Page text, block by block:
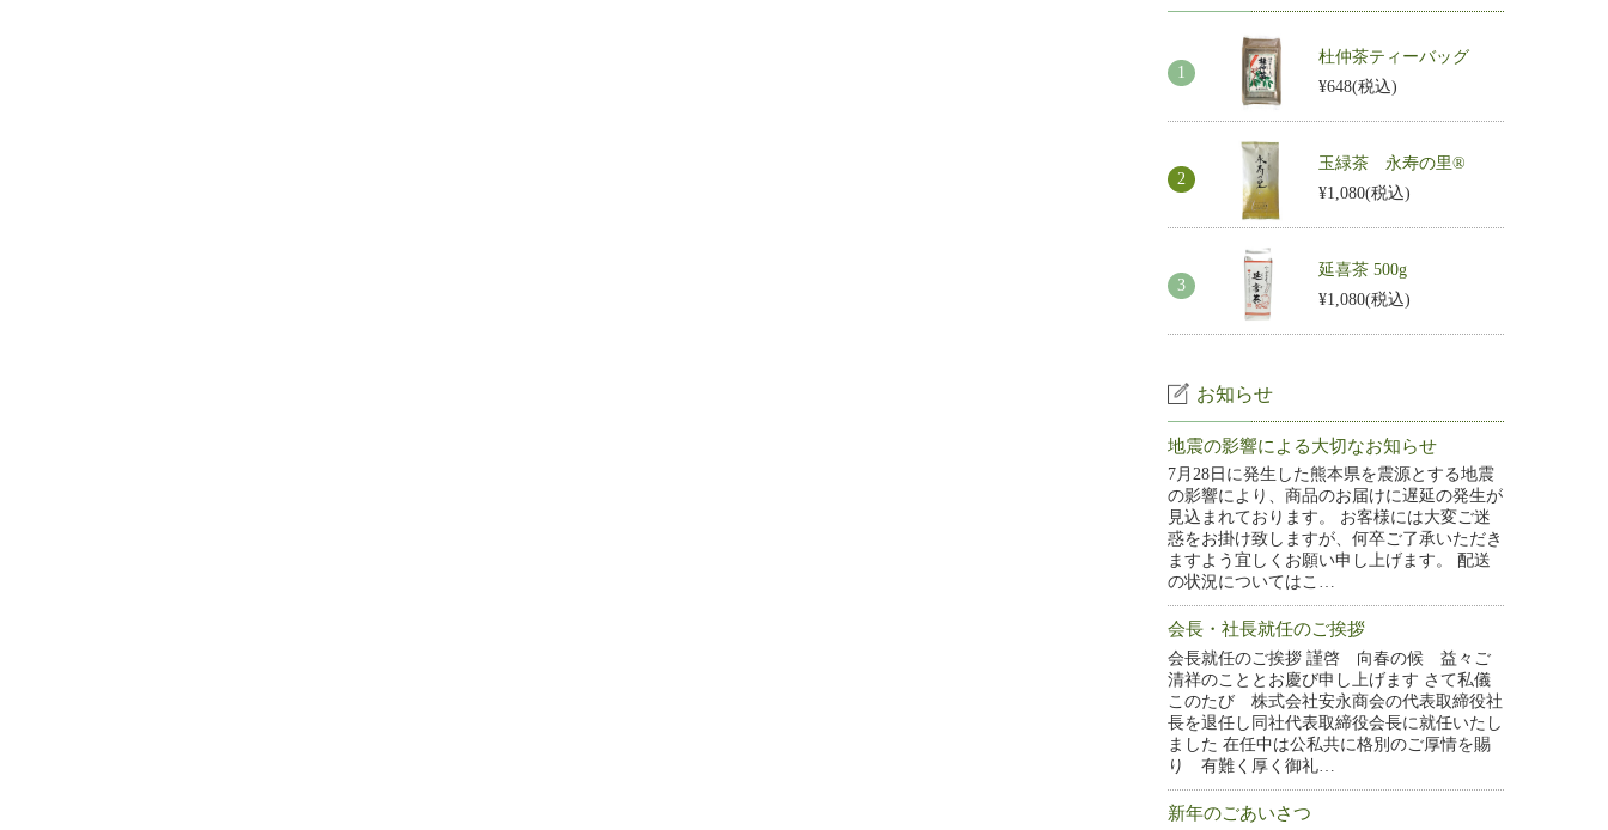
杜仲茶ティーバッグ
¥648(税込)
玉緑茶 永寿の里®
¥1,080(税込)
延喜茶 500g
¥1,080(税込)
お知らせ
地震の影響による大切なお知らせ
7月28日に発生した熊本県を震源とする地震
の影響により、商品のお届けに遅延の発生が
見込まれております。 お客様には大変ご迷
惑をお掛け致しますが、何卒ご了承いただき
ますよう宜しくお願い申し上げます。 配送
の状況についてはこ…
会長・社長就任のご挨拶
会長就任のご挨拶 謹啓 向春の候 益々ご
清祥のこととお慶び申し上げます さて私儀
このたび 株式会社安永商会の代表取締役社
長を退任し同社代表取締役会長に就任いたし
ました 在任中は公私共に格別のご厚情を賜
り 有難く厚く御礼…
新年のごあいさつ